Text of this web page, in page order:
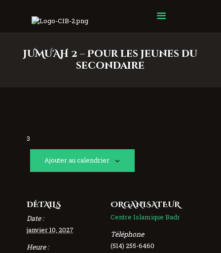
JUMU'AH 2 – Pour les jeunes du
secondaire
Centre Islamique Badr
3
Ajouter au calendrier
DÉTAILS
Date :
janvier 10, 2027
Heure :
ORGANISATEUR
Centre Islamique Badr
Téléphone
(514) 255-6460